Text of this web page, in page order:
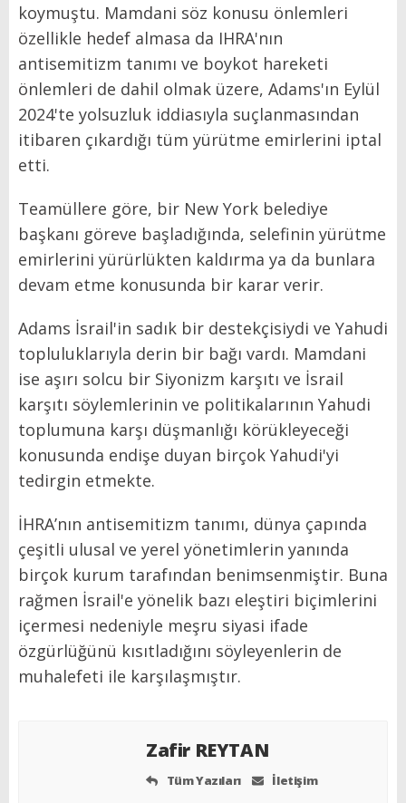
koymuştu. Mamdani söz konusu önlemleri
özellikle hedef almasa da IHRA'nın
antisemitizm tanımı ve boykot hareketi
önlemleri de dahil olmak üzere, Adams'ın Eylül
2024'te yolsuzluk iddiasıyla suçlanmasından
itibaren çıkardığı tüm yürütme emirlerini iptal
etti.
Teamüllere göre, bir New York belediye
başkanı göreve başladığında, selefinin yürütme
emirlerini yürürlükten kaldırma ya da bunlara
devam etme konusunda bir karar verir.
Adams İsrail'in sadık bir destekçisiydi ve Yahudi
topluluklarıyla derin bir bağı vardı. Mamdani
ise aşırı solcu bir Siyonizm karşıtı ve İsrail
karşıtı söylemlerinin ve politikalarının Yahudi
toplumuna karşı düşmanlığı körükleyeceği
konusunda endişe duyan birçok Yahudi'yi
tedirgin etmekte.
İHRA’nın antisemitizm tanımı, dünya çapında
çeşitli ulusal ve yerel yönetimlerin yanında
birçok kurum tarafından benimsenmiştir. Buna
rağmen İsrail'e yönelik bazı eleştiri biçimlerini
içermesi nedeniyle meşru siyasi ifade
özgürlüğünü kısıtladığını söyleyenlerin de
muhalefeti ile karşılaşmıştır.
Zafir REYTAN
Tüm Yazıları İletişim